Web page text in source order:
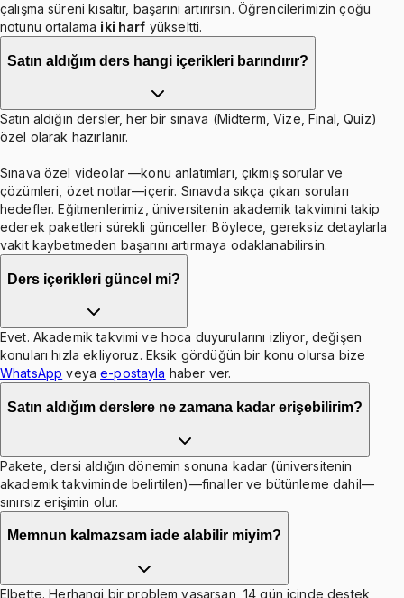
çalışma süreni kısaltır, başarını artırırsın. Öğrencilerimizin çoğu
notunu ortalama iki harf yükseltti.
Satın aldığım ders hangi içerikleri barındırır?
Satın aldığın dersler, her bir sınava (Midterm, Vize, Final, Quiz)
özel olarak hazırlanır.
Sınava özel videolar —konu anlatımları, çıkmış sorular ve
çözümleri, özet notlar—içerir. Sınavda sıkça çıkan soruları
hedefler. Eğitmenlerimiz, üniversitenin akademik takvimini takip
ederek paketleri sürekli günceller. Böylece, gereksiz detaylarla
vakit kaybetmeden başarını artırmaya odaklanabilirsin.
Ders içerikleri güncel mi?
Evet. Akademik takvimi ve hoca duyurularını izliyor, değişen
konuları hızla ekliyoruz. Eksik gördüğün bir konu olursa bize
WhatsApp veya e-postayla haber ver.
Satın aldığım derslere ne zamana kadar erişebilirim?
Pakete, dersi aldığın dönemin sonuna kadar (üniversitenin
akademik takviminde belirtilen)—finaller ve bütünleme dahil—
sınırsız erişimin olur.
Memnun kalmazsam iade alabilir miyim?
Elbette. Herhangi bir problem yaşarsan, 14 gün içinde destek